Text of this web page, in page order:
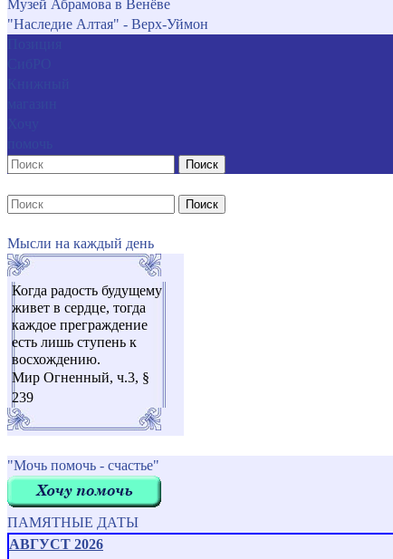
Музей Абрамова в Венёве
"Наследие Алтая" - Верх-Уймон
Поиск
Поиск
Мысли на каждый день
Когда радость будущему
живет в сердце, тогда
каждое преграждение
есть лишь ступень к
восхождению.
Мир Огненный, ч.3, §
239
"Мочь помочь - счастье"
ПАМЯТНЫЕ ДАТЫ
АВГУСТ 2026